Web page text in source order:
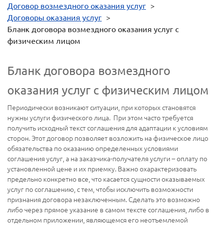
Договор возмездного оказания услуг >
Договоры оказания услуг >
Бланк договора возмездного оказания услуг с
физическим лицом
Бланк договора возмездного
оказания услуг с физическим лицом
Периодически возникают ситуации, при которых становятся
нужны услуги физического лица. При этом часто требуется
получить исходный текст соглашения для адаптации к условиям
сторон. Этот договор позволяет возложить на физическое лицо
обязательства по оказанию определенных условиями
соглашения услуг, а на заказчика-получателя услуги – оплату по
установленной цене и их приемку. Важно охарактеризовать
предельно конкретно все, что касается сущности оказываемых
услуг по соглашению, с тем, чтобы исключить возможности
признания договора незаключенным. Сделать это возможно
либо через прямое указание в самом тексте соглашения, либо в
отдельном приложении, являющемся его неотъемлемой